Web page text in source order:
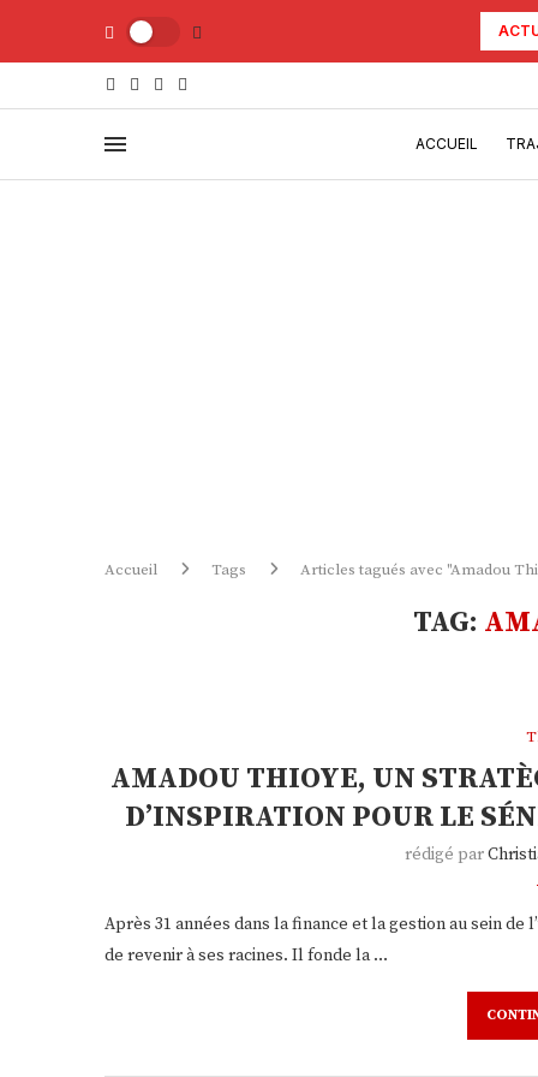
ACCUEIL
Accueil Tags Articles tagués avec "Amadou
TAG:
AMADOU THIOYE, UN
D’INSPIRATION POUR LE
rédigé par
Après 31 années dans la finance et la gestion au sein
de revenir à ses racines. Il fonde la …